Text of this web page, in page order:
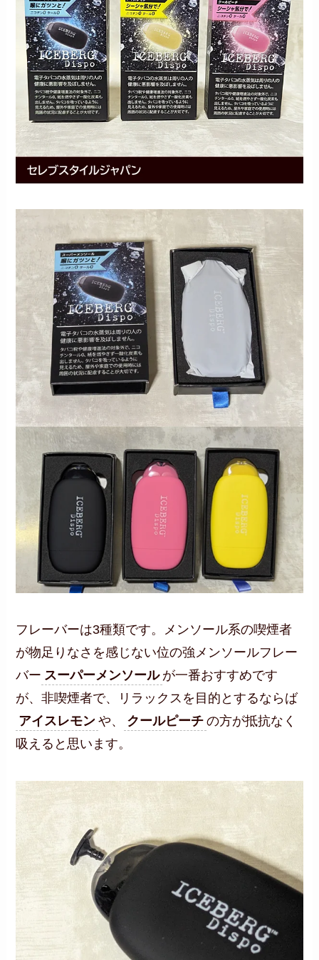
フレーバーは3種類です。メンソール系の喫煙者
が物足りなさを感じない位の強メンソールフレー
バー スーパーメンソール が一番おすすめです
が、非喫煙者で、リラックスを目的とするならば
アイスレモン や、 クールピーチ の方が抵抗なく
吸えると思います。